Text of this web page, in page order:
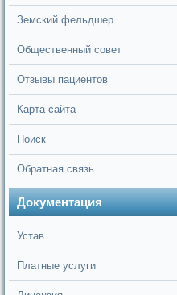
Земский фельдшер
Общественный совет
Отзывы пациентов
Карта сайта
Поиск
Обратная связь
Документация
Устав
Платные услуги